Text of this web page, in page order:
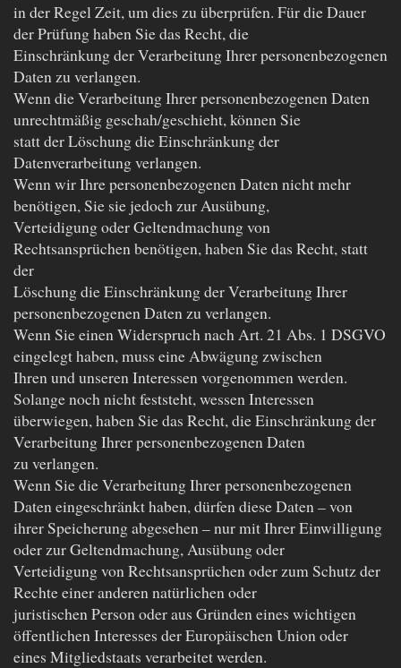
in der Regel Zeit, um dies zu überprüfen. Für die Dauer
der Prüfung haben Sie das Recht, die
Einschränkung der Verarbeitung Ihrer personenbezogenen
Daten zu verlangen.
Wenn die Verarbeitung Ihrer personenbezogenen Daten
unrechtmäßig geschah/geschieht, können Sie
statt der Löschung die Einschränkung der
Datenverarbeitung verlangen.
Wenn wir Ihre personenbezogenen Daten nicht mehr
benötigen, Sie sie jedoch zur Ausübung,
Verteidigung oder Geltendmachung von
Rechtsansprüchen benötigen, haben Sie das Recht, statt
der
Löschung die Einschränkung der Verarbeitung Ihrer
personenbezogenen Daten zu verlangen.
Wenn Sie einen Widerspruch nach Art. 21 Abs. 1 DSGVO
eingelegt haben, muss eine Abwägung zwischen
Ihren und unseren Interessen vorgenommen werden.
Solange noch nicht feststeht, wessen Interessen
überwiegen, haben Sie das Recht, die Einschränkung der
Verarbeitung Ihrer personenbezogenen Daten
zu verlangen.
Wenn Sie die Verarbeitung Ihrer personenbezogenen
Daten eingeschränkt haben, dürfen diese Daten – von
ihrer Speicherung abgesehen – nur mit Ihrer Einwilligung
oder zur Geltendmachung, Ausübung oder
Verteidigung von Rechtsansprüchen oder zum Schutz der
Rechte einer anderen natürlichen oder
juristischen Person oder aus Gründen eines wichtigen
öffentlichen Interesses der Europäischen Union oder
eines Mitgliedstaats verarbeitet werden.